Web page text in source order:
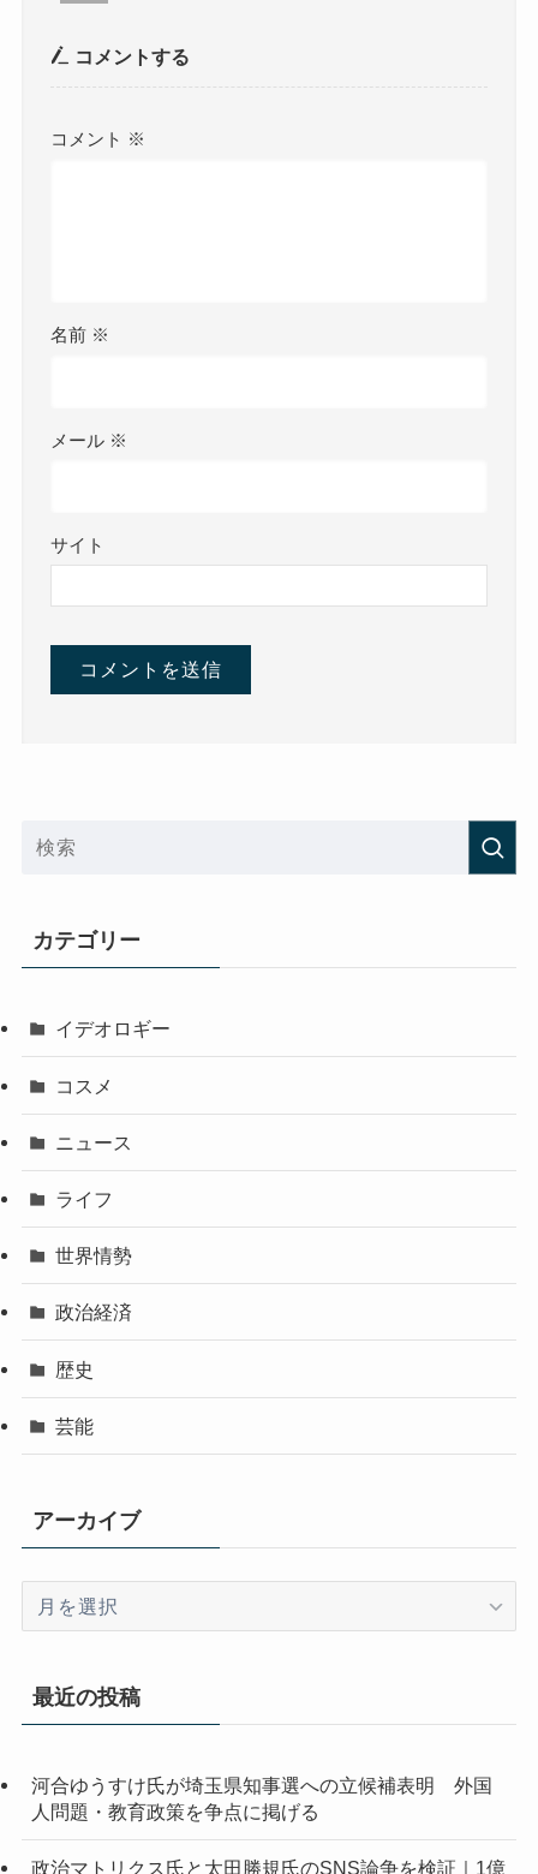
コメントする
コメント ※
名前 ※
メール ※
サイト
カテゴリー
イデオロギー
コスメ
ニュース
ライフ
世界情勢
政治経済
歴史
芸能
アーカイブ
イ
最近の投稿
河合ゆうすけ氏が埼玉県知事選への立候補表明 外国
人問題・教育政策を争点に掲げる
政治マトリクス氏と太田勝規氏のSNS論争を検証｜1億